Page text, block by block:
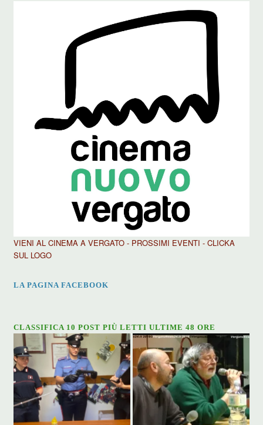
VIENI AL CINEMA A VERGATO - PROSSIMI EVENTI - CLICKA
SUL LOGO
LA PAGINA FACEBOOK
CLASSIFICA 10 POST PIÙ LETTI ULTIME 48 ORE